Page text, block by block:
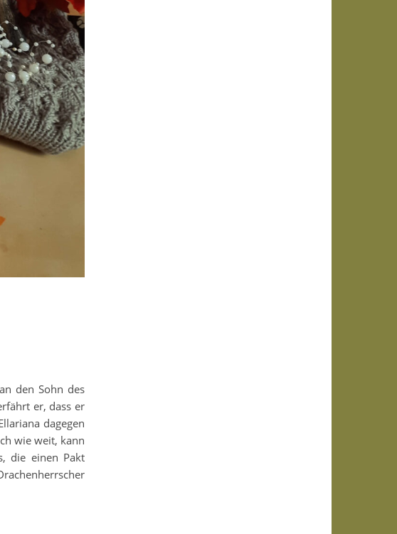
den Sohn des
er, dass er
dagegen
wie weit, kann
die einen Pakt